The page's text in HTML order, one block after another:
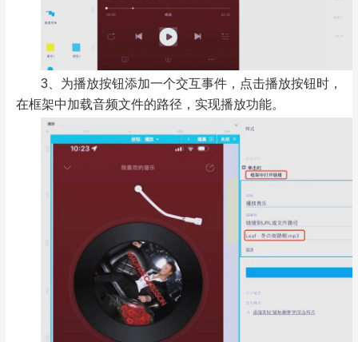
3、为播放按钮添加一个交互事件，点击播放按钮时，
在框架中加载音频文件的路径，实现播放功能。